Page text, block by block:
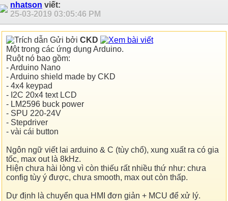
nhatson viết:
25-03-2019 03:05:46 PM
Gửi bởi CKD
Một trong các ứng dụng Arduino.
Ruột nó bao gồm:
- Arduino Nano
- Arduino shield made by CKD
- 4x4 keypad
- I2C 20x4 text LCD
- LM2596 buck power
- SPU 220-24V
- Stepdriver
- vài cái button
Ngôn ngữ viết lai arduino & C (tùy chổ), xung xuất ra có gia
tốc, max out là 8kHz.
Hiện chưa hài lòng vì còn thiếu rất nhiều thứ như: chưa
config tùy ý được, chưa smooth, max out còn thấp.
Dự định là chuyển qua HMI đơn giản + MCU để xử lý.